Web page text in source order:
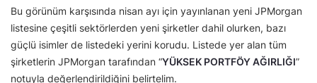
Bu görünüm karşısında nisan ayı için yayınlanan yeni JPMorgan
listesine çeşitli sektörlerden yeni şirketler dahil olurken, bazı
güçlü isimler de listedeki yerini korudu. Listede yer alan tüm
şirketlerin JPMorgan tarafından “YÜKSEK PORTFÖY AĞIRLIĞI”
notuyla değerlendirildiğini belirtelim.